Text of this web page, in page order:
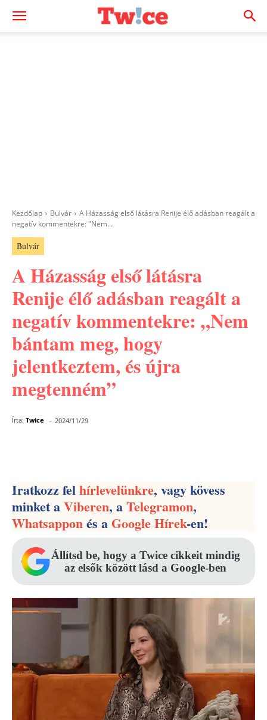
Kezdőlap Bulvár
A Házasság első látásra Renije élő adásban reagált a
negatív kommentekre: "Nem...
Bulvár
A Házasság első látásra
Renije élő adásban reagált a
negatív kommentekre: „Nem
bántam meg, hogy
jelentkeztem, és újra
megtenném”
Írta: Twice - 2024/11/29
Iratkozz felhírlevelünkre, vagy kövess
minket aViberen, aTelegramon,
Whatsapponés aGoogle Hírek-en!
Állítsd be, hogy a Twice cikkeit mindig
az elsők között lásd a Google-ben